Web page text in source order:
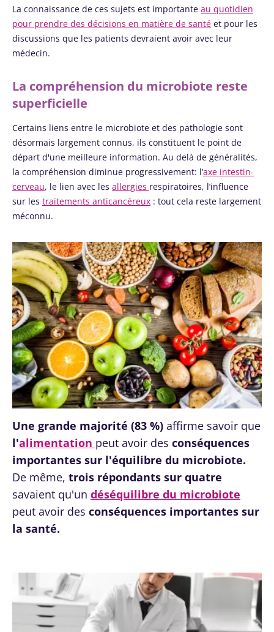
La connaissance de ces sujets est importante au quotidien
pour prendre des décisions en matière de santé et pour les
discussions que les patients devraient avoir avec leur
médecin.
La compréhension du microbiote reste
superficielle
Certains liens entre le microbiote et des pathologie sont
désormais largement connus, ils constituent le point de
départ d'une meilleure information. Au delà de généralités,
la compréhension diminue progressivement: l’axe intestin-
cerveau, le lien avec les allergies respiratoires, l’influence
sur les traitements anticancéreux : tout cela reste largement
méconnu.
Une grande majorité (83 %) affirme savoir que
l'alimentation peut avoir des conséquences
importantes sur l'équilibre du microbiote.
De même, trois répondants sur quatre
savaient qu'un déséquilibre du microbiote
peut avoir des conséquences importantes sur
la santé.
laitières
ont un
point
commun :
elles
En savoir
plus
l'évolution
de la maladie
?